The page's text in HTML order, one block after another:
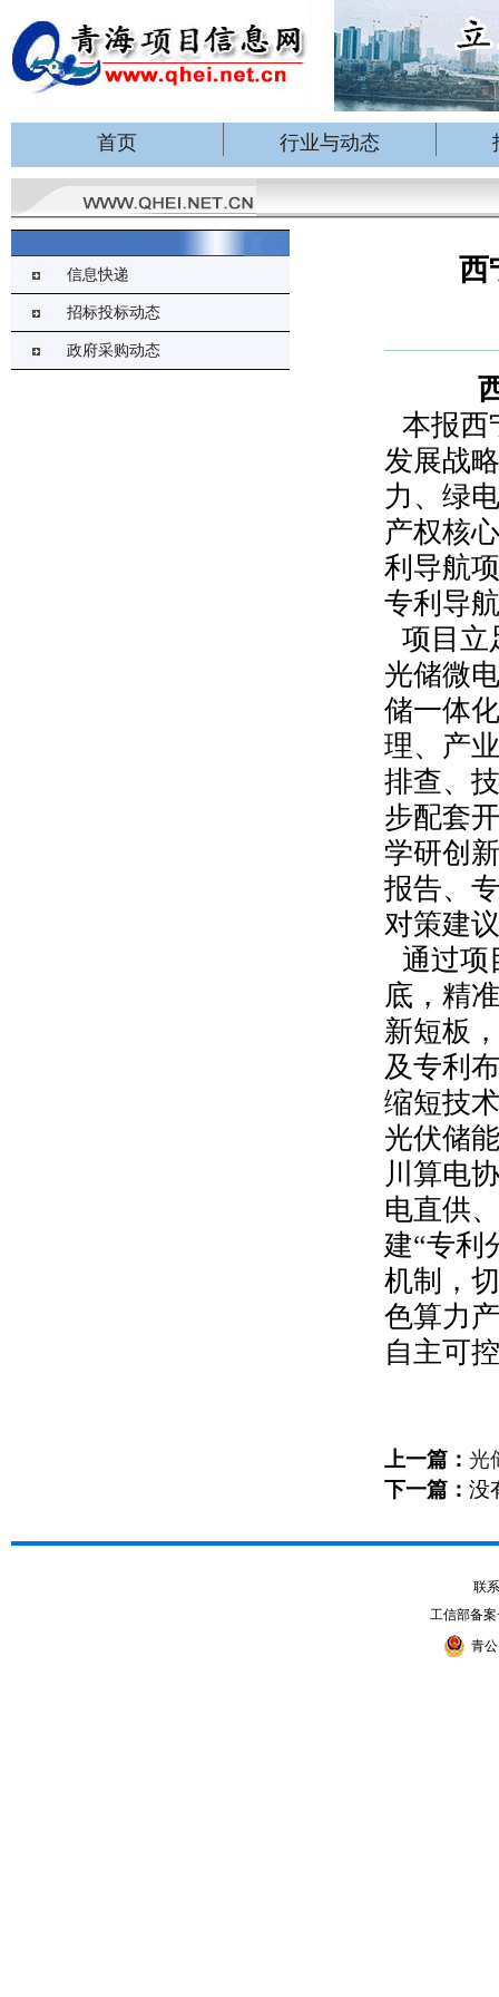
首页 行业与动态
信息快递
招标投标动态
政府采购动态
西
本报西
发展战
力、绿
产权核
利导航
专利导
项目立
光储微
储一体
理、产
排查、
步配套
学研创
报告、
对策建
通过项
底，精
新短板
及专利
缩短技
光伏储
川算电
电直供
建“专
机制，
色算力
自主可
上一篇： 光
下一篇： 没
联
工信部备
青公